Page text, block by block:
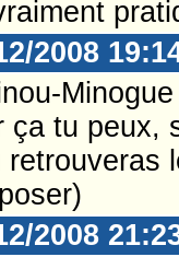
2008
Minogue
ça tu peux,
retrouveras
2008